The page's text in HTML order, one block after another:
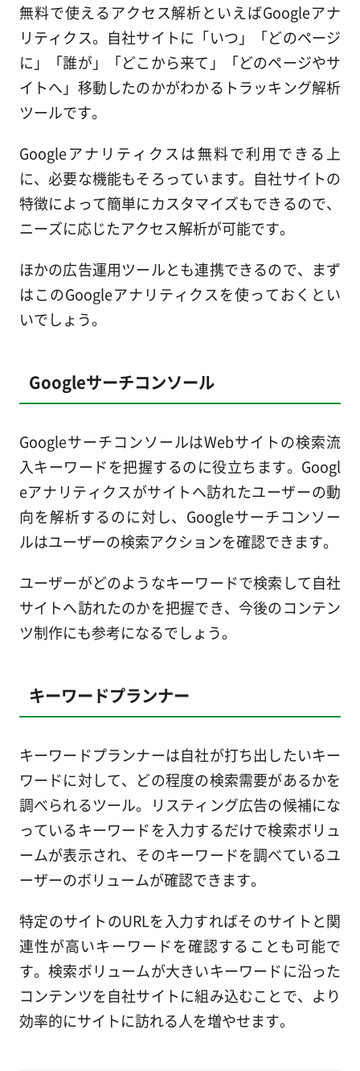
無料で使えるアクセス解析といえばGoogleアナ
リティクス。自社サイトに「いつ」「どのページ
に」「誰が」「どこから来て」「どのページやサ
イトへ」移動したのかがわかるトラッキング解析
ツールです。
Googleアナリティクスは無料で利用できる上
に、必要な機能もそろっています。自社サイトの
特徴によって簡単にカスタマイズもできるので、
ニーズに応じたアクセス解析が可能です。
ほかの広告運用ツールとも連携できるので、まず
はこのGoogleアナリティクスを使っておくとい
いでしょう。
Googleサーチコンソール
GoogleサーチコンソールはWebサイトの検索流
入キーワードを把握するのに役立ちます。Googl
eアナリティクスがサイトへ訪れたユーザーの動
向を解析するのに対し、Googleサーチコンソー
ルはユーザーの検索アクションを確認できます。
ユーザーがどのようなキーワードで検索して自社
サイトへ訪れたのかを把握でき、今後のコンテン
ツ制作にも参考になるでしょう。
キーワードプランナー
キーワードプランナーは自社が打ち出したいキー
ワードに対して、どの程度の検索需要があるかを
調べられるツール。リスティング広告の候補にな
っているキーワードを入力するだけで検索ボリュ
ームが表示され、そのキーワードを調べているユ
ーザーのボリュームが確認できます。
特定のサイトのURLを入力すればそのサイトと関
連性が高いキーワードを確認することも可能で
す。検索ボリュームが大きいキーワードに沿った
コンテンツを自社サイトに組み込むことで、より
効率的にサイトに訪れる人を増やせます。